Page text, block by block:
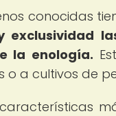
conocidas
exclusividad
la enología.
o a cultivos de